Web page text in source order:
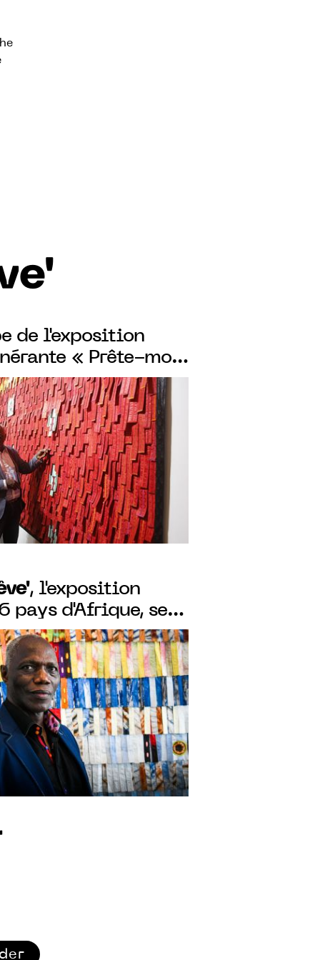
de l'exposition
« Prête-moi
, l'exposition
pays d'Afrique, sera
à Casablanca